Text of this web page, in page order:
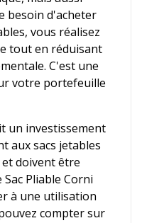
besoin d'acheter
vous réalisez
tout en réduisant
C'est une
votre portefeuille
un investissement
aux sacs jetables
doivent être
Pliable Corni
à une utilisation
compter sur